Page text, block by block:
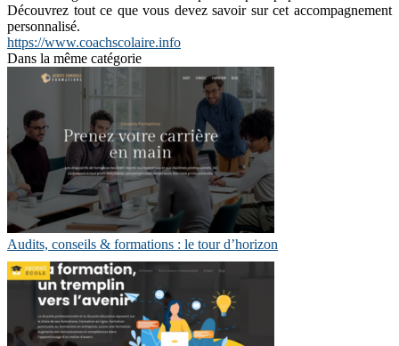
Découvrez tout ce que vous devez savoir sur cet accompagnement
personnalisé.
https://www.coachscolaire.info
Dans la même catégorie
Audits, conseils & formations : le tour d’horizon